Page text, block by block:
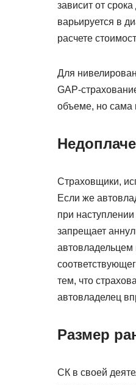
зависит от
варьируется в
расчете
Для
GAP-
объеме, но сама
Страховщики,
Если же
при
запрещает
автовладельцем
тем, что
автовладелец
Размер
СК в своей